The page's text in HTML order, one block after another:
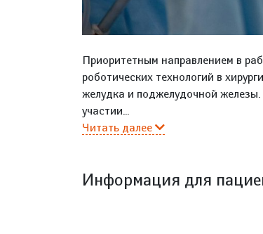
Приоритетным направлением в
роботических технологий в
желудка и поджелудочной
участии...
Читать далее
Информация для